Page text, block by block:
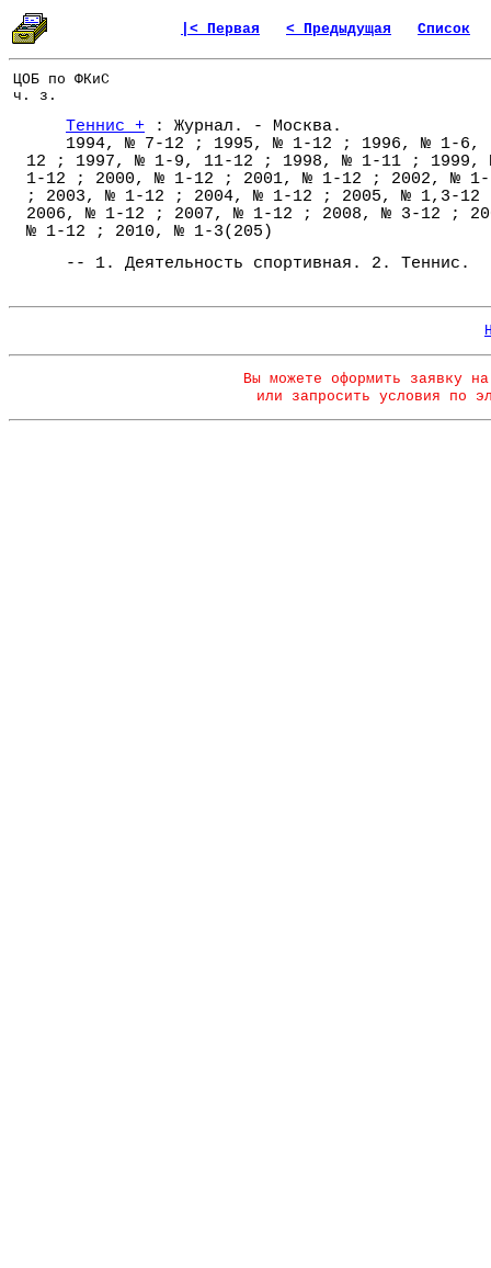
|< Первая < Предыдущая Список
ЦОБ по ФКиС
ч. з.
Теннис + : Журнал. - Москва.
1994, № 7-12 ; 1995, № 1-12 ; 1996, № 1-6,
12 ; 1997, № 1-9, 11-12 ; 1998, № 1-11 ; 1999,
1-12 ; 2000, № 1-12 ; 2001, № 1-12 ; 2002, № 1-
; 2003, № 1-12 ; 2004, № 1-12 ; 2005, № 1,3-12
2006, № 1-12 ; 2007, № 1-12 ; 2008, № 3-12 ;
№ 1-12 ; 2010, № 1-3(205)
-- 1. Деятельность спортивная. 2. Теннис.
Вы можете оформить заявку
или запросить условия по